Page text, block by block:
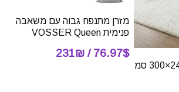
שטיח שאגי גדול 240×300 סמ
מזרן מתנפח גבוה עם משאבה
פנימית VOSSER Queen
76.97$ / 231₪